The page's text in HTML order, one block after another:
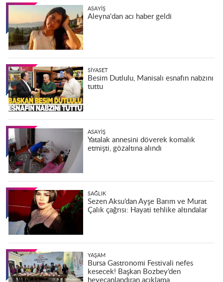
ASAYIŞ
Aleyna'dan acı haber geldi
SIYASET
Besim Dutlulu, Manisalı esnafın nabzını
tuttu
ASAYIŞ
Yatalak annesini döverek komalık
etmişti, gözaltına alındı
SAĞLIK
Sezen Aksu’dan Ayşe Barım ve Murat
Çalık çağrısı: Hayati tehlike altındalar
YAŞAM
Bursa Gastronomi Festivali nefes
kesecek! Başkan Bozbey’den
heyecanlandıran açıklama